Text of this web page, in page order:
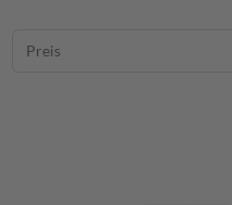
Preis